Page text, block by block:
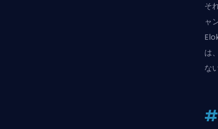
そ
ャ
は
な